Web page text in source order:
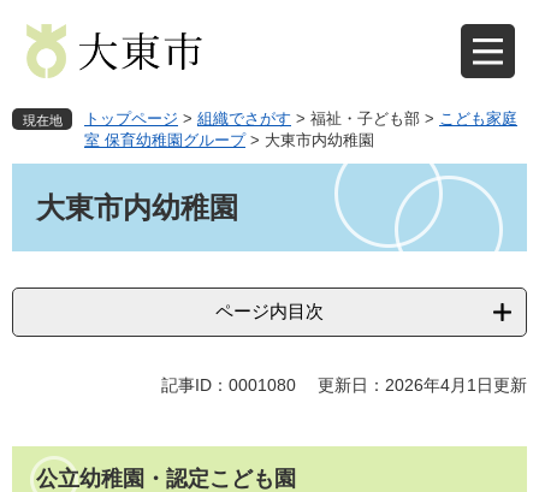
先
で
を
ば
へ
現在地 トップページ > 組織でさがす > 福祉・子ども部 > こども家庭
室 保育幼稚園グループ > 大東市内幼稚園
大東市内幼稚園
ページ内目次
記事ID：0001080 更新日：2026年4月1日更新
公立幼稚園・認定こども園